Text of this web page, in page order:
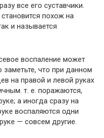
все его суставчики.
похож на
и называется
воспаление может
что при данном
на правой и левой руках
т. е. поражаются,
а иногда сразу на
воспаляются одни
— совсем другие.